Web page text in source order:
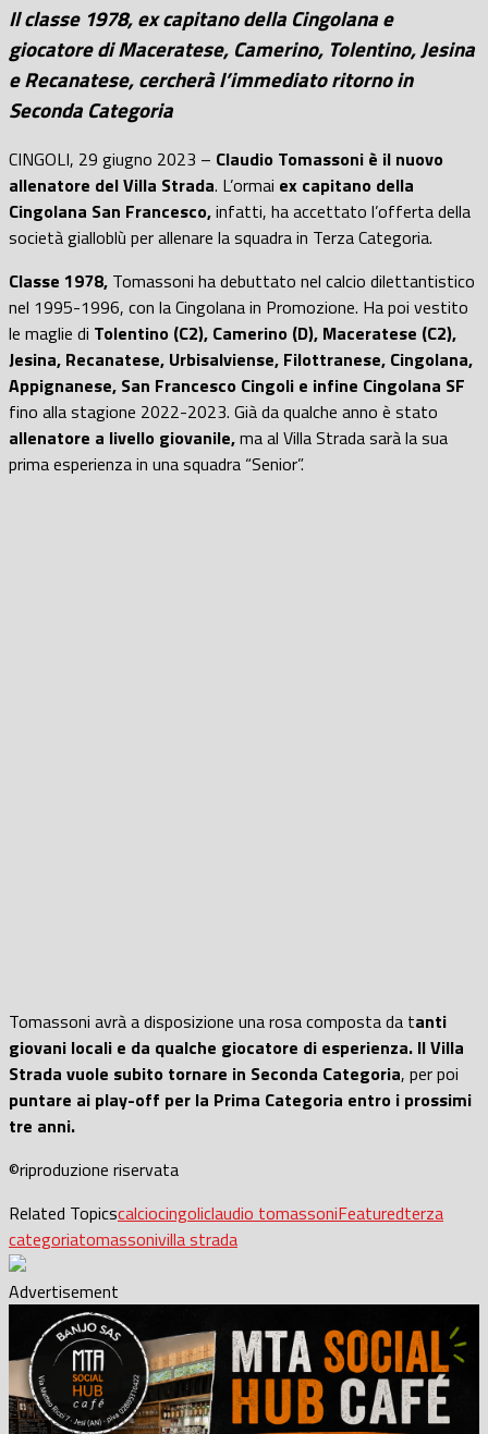
Il classe 1978, ex capitano della Cingolana e
giocatore di Maceratese, Camerino, Tolentino, Jesina
e Recanatese, cercherà l’immediato ritorno in
Seconda Categoria
CINGOLI, 29 giugno 2023 – Claudio Tomassoni è il nuovo
allenatore del Villa Strada. L’ormai ex capitano della
Cingolana San Francesco,infatti, ha accettato l’offerta della
società gialloblù per allenare la squadra in Terza Categoria.
Classe 1978, Tomassoni ha debuttato nel calcio dilettantistico
nel 1995-1996, con la Cingolana in Promozione. Ha poi vestito
le maglie di Tolentino (C2), Camerino (D), Maceratese (C2),
Jesina, Recanatese, Urbisalviense, Filottranese, Cingolana,
Appignanese, San Francesco Cingoli e infine Cingolana SF
fino alla stagione 2022-2023. Già da qualche anno è stato
allenatore a livello giovanile,ma al Villa Strada sarà la sua
prima esperienza in una squadra “Senior”.
Tomassoni avrà a disposizione una rosa composta da tanti
giovani locali e da qualche giocatore di esperienza. Il Villa
Strada vuole subito tornare in Seconda Categoria, per poi
puntare ai play-off per la Prima Categoria entro i prossimi
tre anni.
©riproduzione riservata
Related Topicscalciocingoliclaudio tomassoniFeaturedterza
categoriatomassonivilla strada
Advertisement